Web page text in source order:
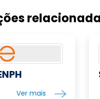
Ver mais